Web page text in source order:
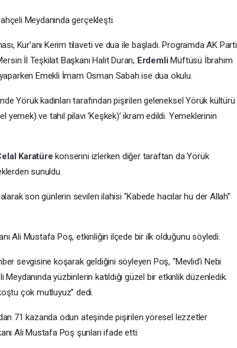
Meydanında gerçekleşti.
Kur’anı Kerim tilaveti ve dua ile başladı. Programda AK Parti
İl Teşkilat Başkanı Halit Duran, ErdemliMüftüsü İbrahim
Emekli İmam Osman Sabah ise dua okulu.
Yörük kadınları tarafından pişirilen geleneksel Yörük kültürü
ve tahıl pilavı ‘Keşkek)’ ikram edildi. Yemeklerinin
Karatürekonserini izlerken diğer taraftan da Yörük
sunuldu.
son günlerin sevilen ilahisi ‘’Kabede hacılar hu der Allah’’
Ali Mustafa Poş, etkinliğin ilçede bir ilk olduğunu söyledi.
sevgisine koşarak geldiğini söyleyen Poş, “Mevlid’i Nebi
yüzbinlerin katıldığı güzel bir etkinlik düzenledik.
çok mutluyuz’’ dedi.
71 kazanda odun ateşinde pişirilen yöresel lezzetler
Ali Mustafa Poş şunları ifade etti: